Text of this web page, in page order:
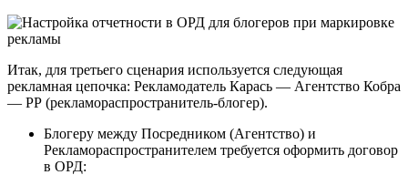
Итак, для третьего сценария используется следующая
рекламная цепочка: Рекламодатель Карась — Агентство Кобра
— РР (рекламораспространитель-блогер).
Блогеру между Посредником (Агентство) и
Рекламораспространителем требуется оформить договор
в ОРД: